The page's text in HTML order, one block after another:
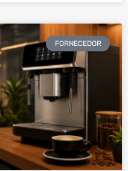
FORNECEDOR